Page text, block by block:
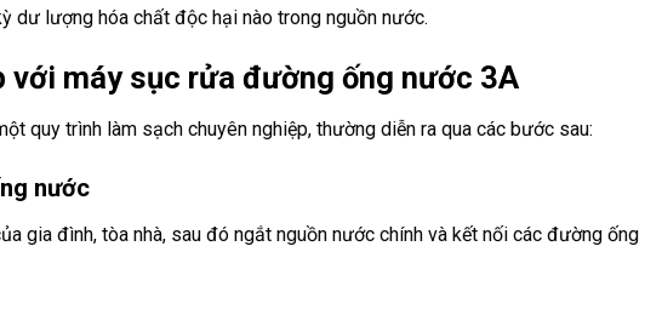
dư lượng hóa chất độc hại nào trong nguồn nước.
với máy sục rửa đường ống nước 3A
quy trình làm sạch chuyên nghiệp, thường diễn ra qua các bước sau:
nước
gia đình, tòa nhà, sau đó ngắt nguồn nước chính và kết nối các đường ống